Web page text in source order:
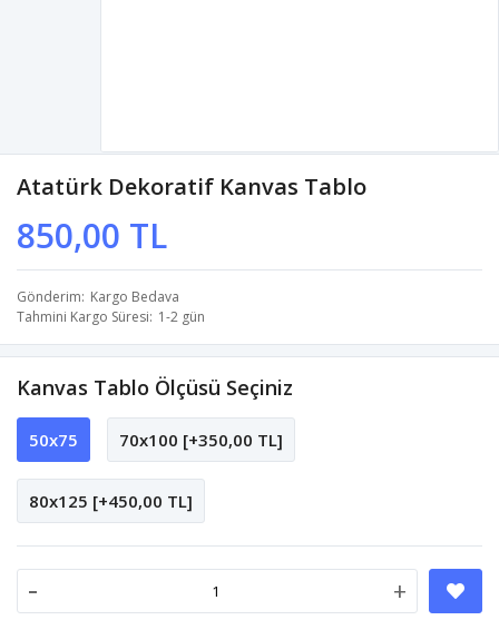
Atatürk Dekoratif Kanvas Tablo
850,00 TL
Gönderim Kargo Bedava
Tahmini Kargo Süresi 1-2 gün
Kanvas Tablo Ölçüsü Seçiniz
50x75 70x100 [+350,00 TL]
80x125 [+450,00 TL]
- +